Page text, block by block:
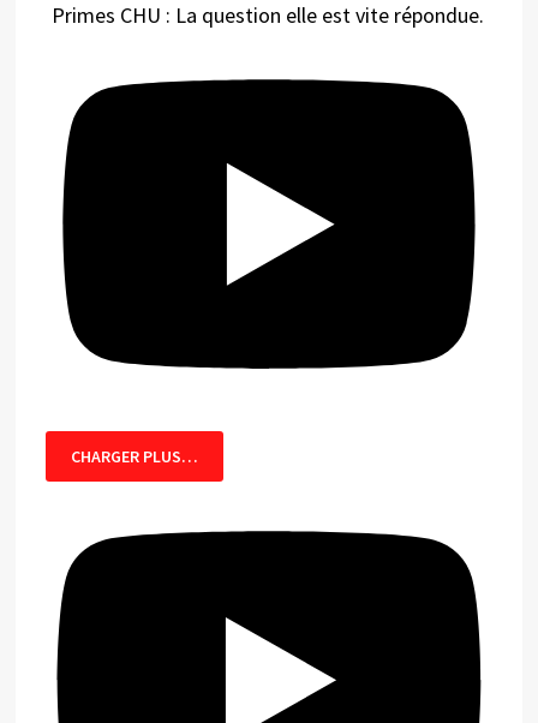
Primes CHU : La question elle est vite répondue.
CHARGER PLUS…